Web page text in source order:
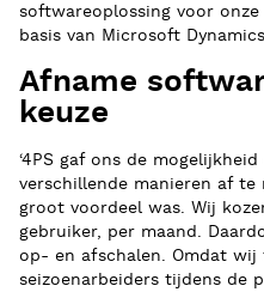
softwareoplossing voor
basis van Microsoft
Afname
keuze
‘4PS gaf ons de
verschillende manieren af te
groot voordeel was. Wij
gebruiker, per maand.
op- en afschalen. Omdat
seizoenarbeiders tijdens de